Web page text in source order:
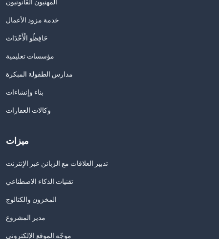
المهنيون القانونيون
خدمة مزود الأعمال
حَافِظُو الْأَحْدَاث
مؤسسات تعليمية
مدارس الطفولة المبكرة
بناء وإنشاءات
وكالات العقارات
ميزات
تدبير العلاقات مع الزبائن عبر الإنترنت
تقنيات الذكاء الاصطناعي
المخزون والكتالوج
مدير المشروع
موجّه الموقع الإلكتروني